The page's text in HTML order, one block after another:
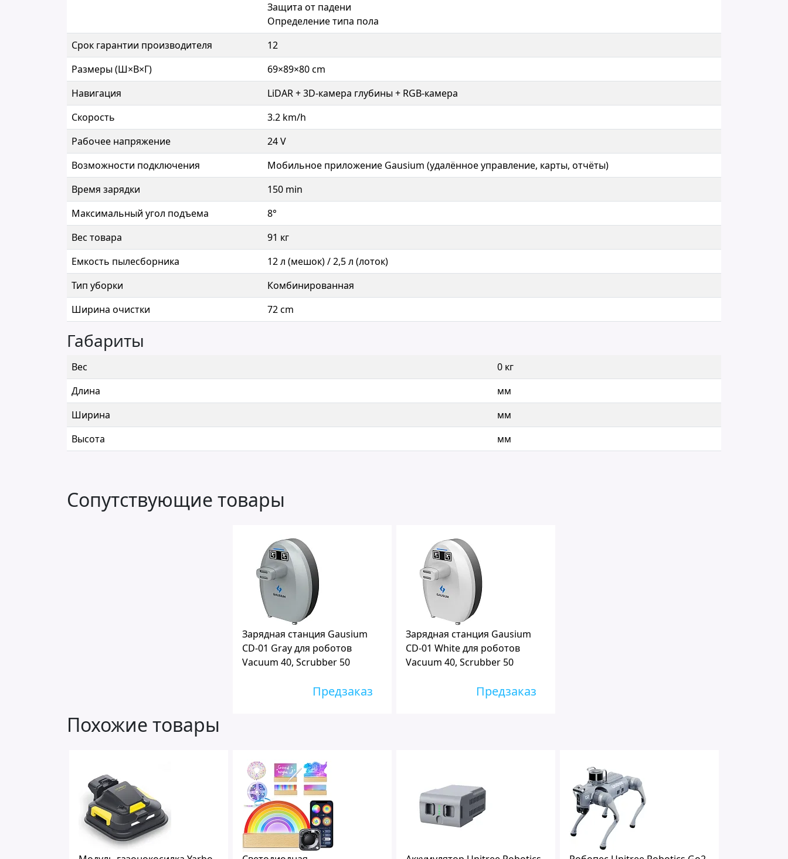
Защита от падени
Определение типа пола
Срок гарантии производителя
12
Размеры (Ш×В×Г)
69×89×80 cm
Навигация
LiDAR + 3D-камера глубины + RGB-камера
Скорость
3.2 km/h
Рабочее напряжение
24 V
Возможности подключения
Мобильное приложение Gausium (удалённое управление, карты, отчёты)
Время зарядки
150 min
Максимальный угол подъема
8°
Вес товара
91 кг
Емкость пылесборника
12 л (мешок) / 2,5 л (лоток)
Тип уборки
Комбинированная
Ширина очистки
72 cm
Габариты
Вес
0 кг
Длина
мм
Ширина
мм
Высота
мм
Сопутствующие товары
Зарядная станция Gausium
CD-01 Gray для роботов
Vacuum 40, Scrubber 50
Предзаказ
Зарядная станция Gausium
CD-01 White для роботов
Vacuum 40, Scrubber 50
Предзаказ
Похожие товары